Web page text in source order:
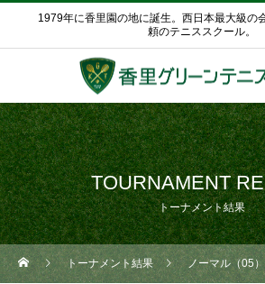
1979年に香里園の地に誕生。西日本最大級の
頼のテニススクール。
TOURNAMENT
トーナメント結果
トーナメント結果 ノーマル（05